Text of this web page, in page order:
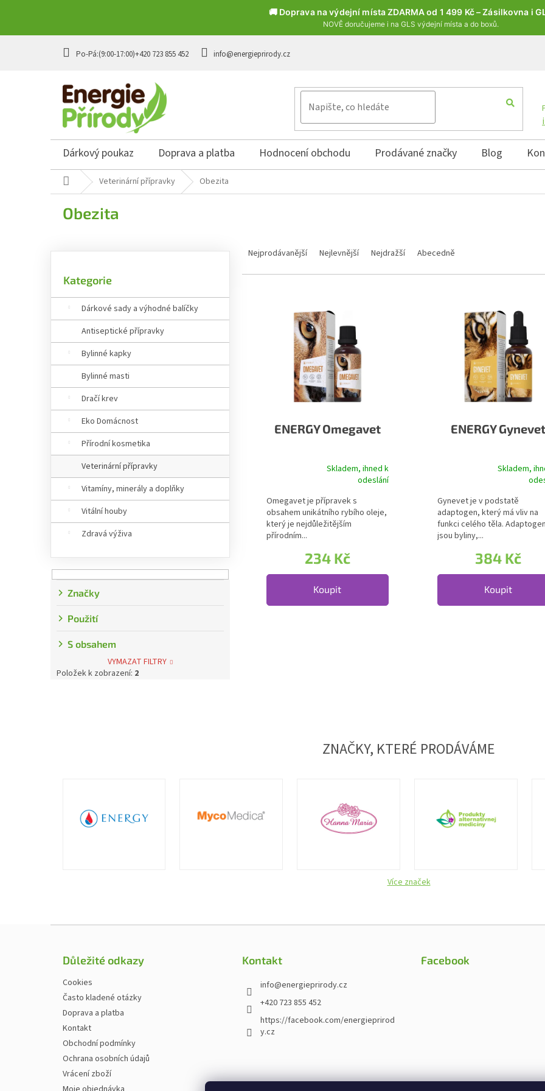
🚚 Doprava na výdejní místa ZDARMA od 1 499 Kč – Zásilkovna i
NOVĚ doručujeme i na GLS výdejní místa a do boxů.
+420 723 855 452 info@energieprirody.cz
Dárkový poukaz Doprava a platba Hodnocení obchodu Prodávané značky Blog
Domů Veterinární přípravky Obezita
Obezita
Kategorie
Dárkové sady a výhodné balíčky
Antiseptické přípravky
Bylinné kapky
Bylinné masti
Dračí krev
Eko Domácnost
Přírodní kosmetika
Veterinární přípravky
Vitamíny, minerály a doplňky
Vitální houby
Zdravá výživa
Značky
Použití
S obsahem
VYMAZAT FILTRY
Položek k zobrazení: 2
Nejprodávanější Nejlevnější Nejdražší Abecedně
ENERGY Omegavet
Průměrné hodnocení produktu je 5,0 z 5 hvězdiček.
Skladem, ihned k
odeslání
234 Kč
Koupit
Omegavet je přípravek s
obsahem unikátního rybího oleje,
který je nejdůležitějším
přírodním...
ENERGY Gynevet
Průměrné hodnocení
Skladem,
384 Kč
Koupit
Gynevet je v podstatě
adaptogen, který má vliv na
funkci celého těla.
jsou byliny,...
ZNAČKY, KTERÉ PRODÁVÁME
Více značek
Důležité odkazy
Cookies
Často kladené otázky
Doprava a platba
Kontakt
Obchodní podmínky
Ochrana osobních údajů
Vrácení zboží
Kontakt
info@energieprirody.cz
+420 723 855 452
https://facebook.com/energieprirod
y.cz
Facebook